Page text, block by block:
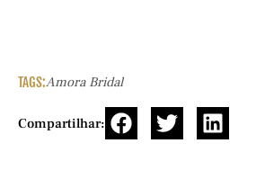
TAGS:Amora Bridal
Compartilhar: